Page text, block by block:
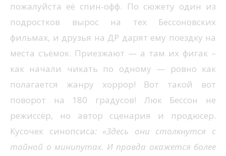
пожалуйста её спин-офф. По сюжету один из
подростков вырос на тех Бессоновских
фильмах, и друзья на ДР дарят ему поездку на
места съёмок. Приезжают — а там их фигак –
как начали чикать по одному — ровно как
полагается жанру хоррор! Вот такой вот
поворот на 180 градусов! Люк Бессон не
режиссёр, но автор сценария и продюсер.
Кусочек синопсиса: «Здесь они столкнутся с
тайной о минипутах. И правда окажется более